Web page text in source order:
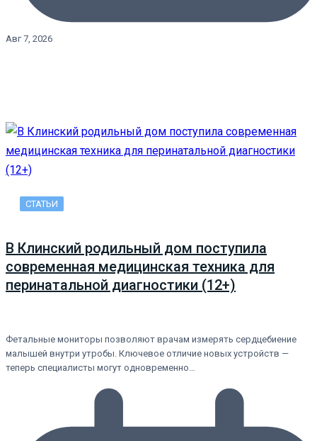
Авг 7, 2026
СТАТЬИ
В Клинский родильный дом поступила
современная медицинская техника для
перинатальной диагностики (12+)
Фетальные мониторы позволяют врачам измерять сердцебиение
малышей внутри утробы. Ключевое отличие новых устройств —
теперь специалисты могут одновременно…